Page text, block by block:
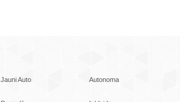
Jauni Auto Autonoma